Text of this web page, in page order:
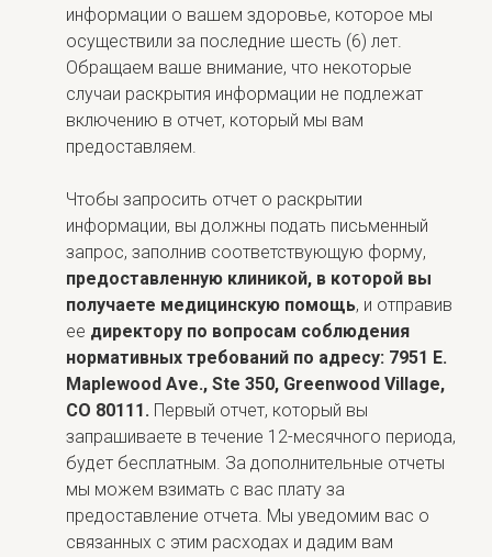
информации о вашем здоровье, которое мы
осуществили за последние шесть (6) лет.
Обращаем ваше внимание, что некоторые
случаи раскрытия информации не подлежат
включению в отчет, который мы вам
предоставляем.
Чтобы запросить отчет о раскрытии
информации, вы должны подать письменный
запрос, заполнив соответствующую форму,
предоставленную клиникой, в которой вы
получаете медицинскую помощь, и отправив
ее директору по вопросам соблюдения
нормативных требований по адресу: 7951 E.
Maplewood Ave., Ste 350, Greenwood Village,
CO 80111. Первый отчет, который вы
запрашиваете в течение 12-месячного периода,
будет бесплатным. За дополнительные отчеты
мы можем взимать с вас плату за
предоставление отчета. Мы уведомим вас о
связанных с этим расходах и дадим вам